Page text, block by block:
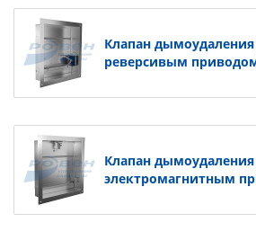
Клапан
реверсивым
Клапан
электромагнитным